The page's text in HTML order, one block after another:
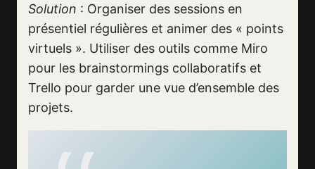
Solution : Organiser des sessions en
présentiel régulières et animer des « points
virtuels ». Utiliser des outils comme Miro
pour les brainstormings collaboratifs et
Trello pour garder une vue d’ensemble des
projets.